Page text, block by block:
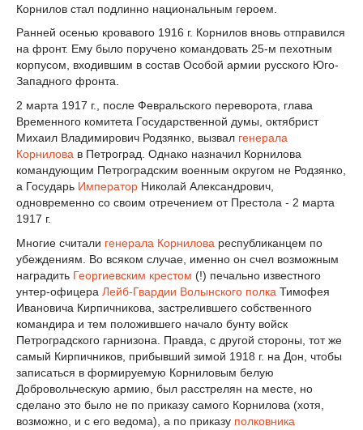
Корнилов стал подлинно национальным героем.
Ранней осенью кровавого 1916 г. Корнилов вновь отправился
на фронт. Ему было поручено командовать 25-м пехотным
корпусом, входившим в состав Особой армии русского Юго-
Западного фронта.
2 марта 1917 г., после Февральского переворота, глава
Временного комитета Государственной думы, октябрист
Михаил Владимирович Родзянко, вызвал генерала
Корнилова в Петроград. Однако назначил Корнилова
командующим Петроградским военным округом не Родзянко,
а Государь Император Николай Александрович,
одновременно со своим отречением от Престола - 2 марта
1917 г.
Многие считали генерала Корнилова республиканцем по
убеждениям. Во всяком случае, именно он счел возможным
наградить Георгиевским крестом (!) печально известного
унтер-офицера Лейб-Гвардии Волынского полка Тимофея
Ивановича Кирпичникова, застрелившего собственного
командира и тем положившего начало бунту войск
Петроградского гарнизона. Правда, с другой стороны, тот же
самый Кирпичников, прибывший зимой 1918 г. на Дон, чтобы
записаться в формируемую Корниловым белую
Добровольческую армию, был расстрелян на месте, но
сделано это было не по приказу самого Корнилова (хотя,
возможно, и с его ведома), а по приказу полковника